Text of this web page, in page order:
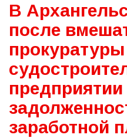
В
после
заработной